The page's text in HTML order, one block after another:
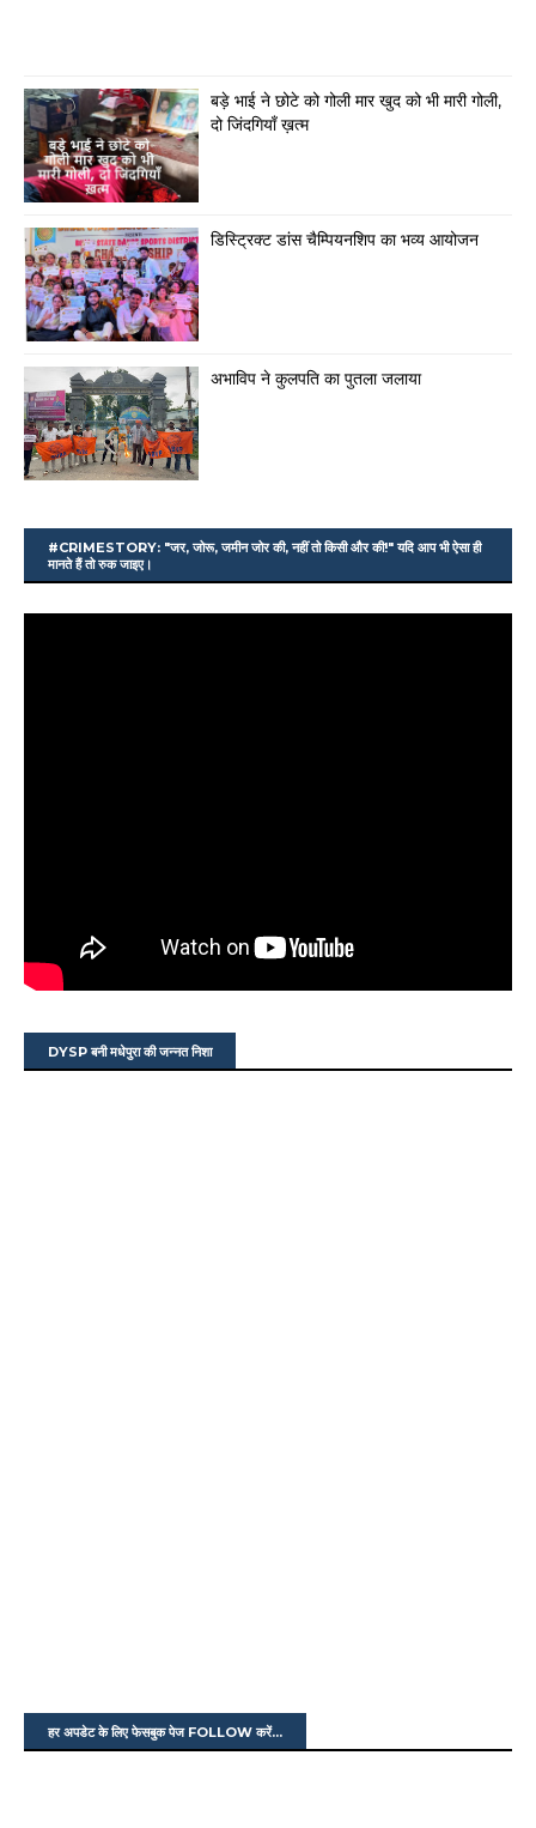
बड़े भाई ने छोटे को गोली मार खुद को भी मारी गोली,
दो जिंदगियाँ ख़त्म
डिस्ट्रिक्ट डांस चैम्पियनशिप का भव्य आयोजन
अभाविप ने कुलपति का पुतला जलाया
#CRIMESTORY: "जर, जोरू, जमीन जोर की, नहीं तो किसी और की!" यदि आप भी ऐसा ही
मानते हैं तो रुक जाइए।
DYSP बनी मधेपुरा की जन्नत निशा
हर अपडेट के लिए फेसबुक पेज FOLLOW करें...